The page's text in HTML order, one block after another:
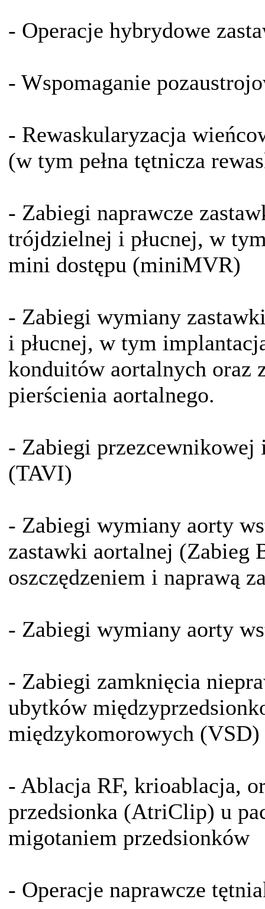
- Operacje hybrydowe
- Wspomaganie
- Rewaskularyzacja
(w tym pełna tętnicza
- Zabiegi naprawcze
trójdzielnej i płucnej, w
mini dostępu (miniMVR)
- Zabiegi wymiany
i płucnej, w tym
konduitów aortalnych oraz
pierścienia aortalnego.
- Zabiegi
(TAVI)
- Zabiegi wymiany aorty
zastawki aortalnej (Zabieg
oszczędzeniem i naprawą
- Zabiegi wymiany aorty
- Zabiegi zamknięcia
ubytków
międzykomorowych (VSD)
- Ablacja RF, krioablacja,
przedsionka (AtriClip) u
migotaniem przedsionków
- Operacje naprawcze